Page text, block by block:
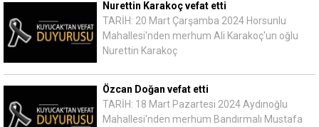
Nurettin Karakoç vefat etti
TARİH: 20 Mart Çarşamba 2024 Horsunlu
Mahallesi'nden merhum Ali Karakoç'un oğlu
Nurettin Karakoç
Özcan Doğan vefat etti
TARİH: 18 Mart Pazartesi 2024 Aydınoğlu
Mahallesi'nden merhum Bandırmalı Mustafa